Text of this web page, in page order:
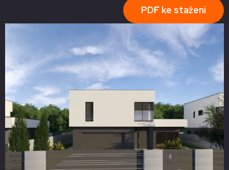
PDF ke stažení